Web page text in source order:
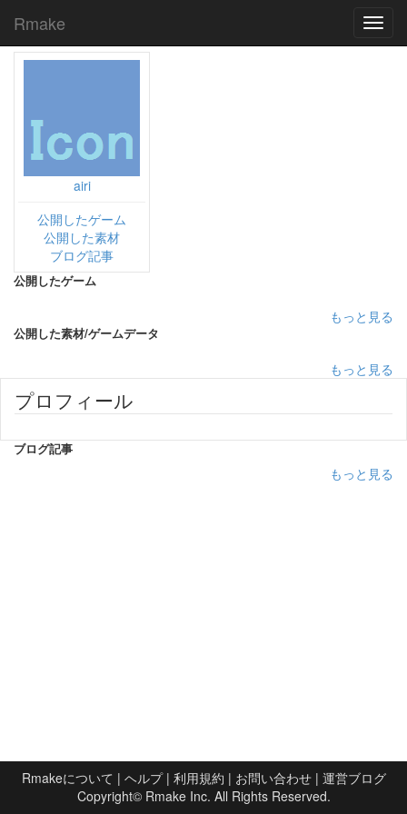
Rmake
airi
公開したゲーム
公開した素材
ブログ記事
公開したゲーム
もっと見る
公開した素材/ゲームデータ
もっと見る
プロフィール
ブログ記事
もっと見る
Rmakeについて | ヘルプ| 利用規約 | お問い合わせ| 運営ブログ
Copyright© Rmake Inc. All Rights Reserved.